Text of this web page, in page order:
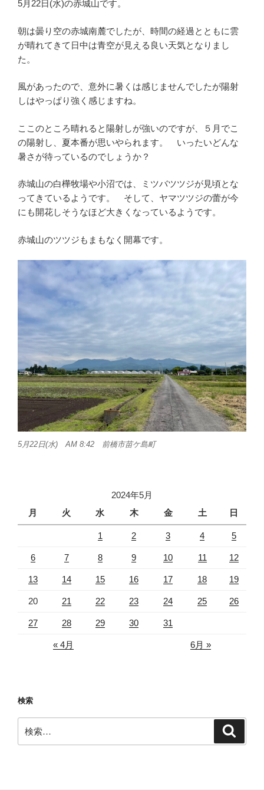
5月22日(水)の赤城山です。
朝は曇り空の赤城南麓でしたが、時間の経過とともに雲
が晴れてきて日中は青空が見える良い天気となりまし
た。
風があったので、意外に暑くは感じませんでしたが陽射
しはやっぱり強く感じますね。
ここのところ晴れると陽射しが強いのですが、５月でこ
の陽射し、夏本番が思いやられます。 いったいどんな
暑さが待っているのでしょうか？
赤城山の白樺牧場や小沼では、ミツバツツジが見頃とな
ってきているようです。 そして、ヤマツツジの蕾が今
にも開花しそうなほど大きくなっているようです。
赤城山のツツジもまもなく開幕です。
5月22日(水) AM 8:42 前橋市苗ケ島町
2024年5月
月
火 水 木 金 土 日
1 2 3 4 5
6 7 8 9 10 11 12
13 14 15 16 17 18 19
20 21 22 23 24 25 26
27 28 29 30 31
« 4月 6月 »
検索
索: